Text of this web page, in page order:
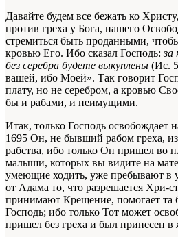
Давайте будем все бежать ко
против греха у Бога, нашего
стремиться быть проданными,
кровью Его. Ибо сказал Господь:за
без серебра будете выкуплены (Ис.
вашей, ибо Моей». Так говорит
плату, но не серебром, а кровью
бы и рабами, и неимущими.
Итак, только Господь освобождает
1695 Он, не бывший рабом греха,
рабства, ибо только Он пришел во
малыши, которых вы видите на
умеющие ходить, уже пребывают в
от Адама то, что разрешается Хри-
принимают Крещение, помогает та
Господь; ибо только Тот может
пришел без греха и был принесен в